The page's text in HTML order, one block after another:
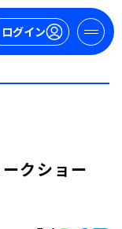
ログイン
クショー